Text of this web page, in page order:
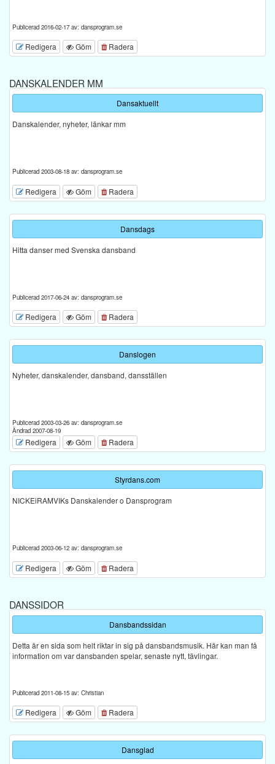
Publicerad 2016-02-17 av: dansprogram.se
Redigera Göm Radera
DANSKALENDER MM
Dansaktuellt
Danskalender, nyheter, länkar mm
Publicerad 2003-08-18 av: dansprogram.se
Redigera Göm Radera
Dansdags
Hitta danser med Svenska dansband
Publicerad 2017-06-24 av: dansprogram.se
Redigera Göm Radera
Danslogen
Nyheter, danskalender, dansband, dansställen
Publicerad 2003-03-26 av: dansprogram.se
Ändrad 2007-08-19
Redigera Göm Radera
Styrdans.com
NICKEiRAMVIKs Danskalender o Dansprogram
Publicerad 2003-06-12 av: dansprogram.se
Redigera Göm Radera
DANSSIDOR
Dansbandssidan
Detta är en sida som helt riktar in sig på dansbandsmusik. Här kan man få
information om var dansbanden spelar, senaste nytt, tävlingar.
Publicerad 2011-08-15 av: Christian
Redigera Göm Radera
Dansglad